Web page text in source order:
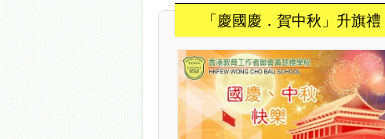
「慶國慶．賀中秋」升旗禮